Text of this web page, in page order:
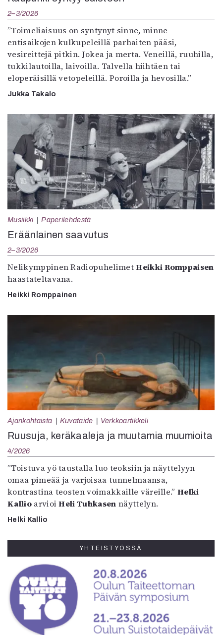
2–3/2026
”Toimeliaisuus on syntynyt sinne, minne
entisaikojen kulkupeleillä parhaiten pääsi,
vesireittejä pitkin. Jokea ja merta. Veneillä, ruuhilla,
tukkilautoilla, laivoilla. Talvella hiihtäen tai
eloperäisillä vetopeleillä. Poroilla ja hevosilla.”
Jukka Takalo
Musiikki Paperilehdestä
Eräänlainen saavutus
2–3/2026
Nelikymppinen RadiopuhelimetHeikki Romppaisen
haastateltavana.
Heikki Romppainen
Ajankohtaista Kuvataide Verkkoartikkeli
Ruusuja, keräkaaleja ja muutamia muumioita
4/2026
”Toistuva yö taustalla luo teoksiin ja näyttelyyn
omaa pimeää ja varjoisaa tunnelmaansa,
kontrastina teosten voimakkaille väreille.”Helki
KallioarvioiHeli Tuhkasen näyttelyn.
Helki Kallio
YHTEISTYÖSSÄ